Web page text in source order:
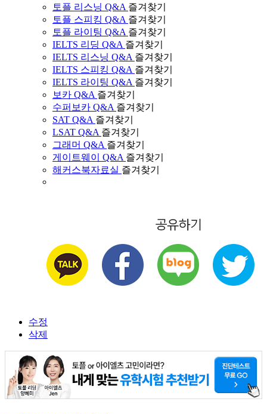
토플 리스닝 Q&A 즐겨찾기
토플 스피킹 Q&A 즐겨찾기
토플 라이팅 Q&A 즐겨찾기
IELTS 리딩 Q&A 즐겨찾기
IELTS 리스닝 Q&A 즐겨찾기
IELTS 스피킹 Q&A 즐겨찾기
IELTS 라이팅 Q&A 즐겨찾기
보카 Q&A 즐겨찾기
수퍼보카 Q&A 즐겨찾기
SAT Q&A 즐겨찾기
LSAT Q&A 즐겨찾기
그래머 Q&A 즐겨찾기
게이트웨이 Q&A 즐겨찾기
해커스북자료실 즐겨찾기
수정
삭제